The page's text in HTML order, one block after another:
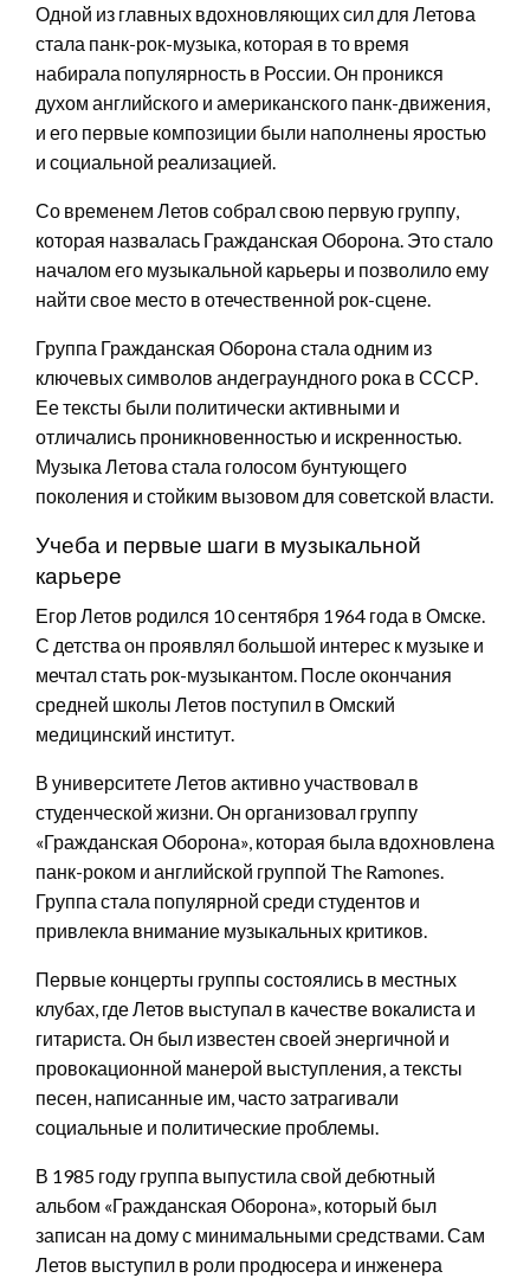
Одной из главных вдохновляющих сил для Летова
стала панк-рок-музыка, которая в то время
набирала популярность в России. Он проникся
духом английского и американского панк-движения,
и его первые композиции были наполнены яростью
и социальной реализацией.
Со временем Летов собрал свою первую группу,
которая назвалась Гражданская Оборона. Это стало
началом его музыкальной карьеры и позволило ему
найти свое место в отечественной рок-сцене.
Группа Гражданская Оборона стала одним из
ключевых символов андеграундного рока в СССР.
Ее тексты были политически активными и
отличались проникновенностью и искренностью.
Музыка Летова стала голосом бунтующего
поколения и стойким вызовом для советской власти.
Учеба и первые шаги в музыкальной
карьере
Егор Летов родился 10 сентября 1964 года в Омске.
С детства он проявлял большой интерес к музыке и
мечтал стать рок-музыкантом. После окончания
средней школы Летов поступил в Омский
медицинский институт.
В университете Летов активно участвовал в
студенческой жизни. Он организовал группу
«Гражданская Оборона», которая была вдохновлена
панк-роком и английской группой The Ramones.
Группа стала популярной среди студентов и
привлекла внимание музыкальных критиков.
Первые концерты группы состоялись в местных
клубах, где Летов выступал в качестве вокалиста и
гитариста. Он был известен своей энергичной и
провокационной манерой выступления, а тексты
песен, написанные им, часто затрагивали
социальные и политические проблемы.
В 1985 году группа выпустила свой дебютный
альбом «Гражданская Оборона», который был
записан на дому с минимальными средствами. Сам
Летов выступил в роли продюсера и инженера